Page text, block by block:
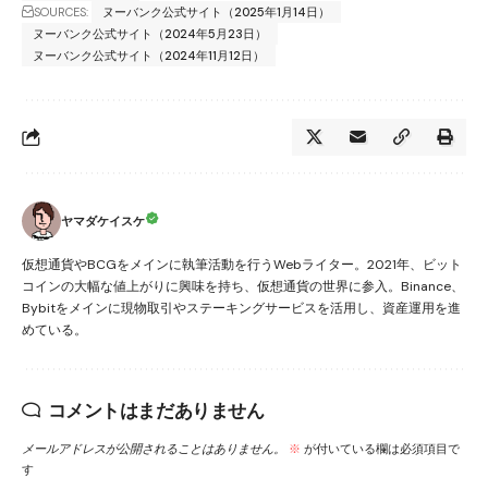
SOURCES:
ヌーバンク公式サイト（2025年1月14日）
ヌーバンク公式サイト（2024年5月23日）
ヌーバンク公式サイト（2024年11月12日）
ヤマダケイスケ
仮想通貨やBCGをメインに執筆活動を行うWebライター。2021年、ビット
コインの大幅な値上がりに興味を持ち、仮想通貨の世界に参入。Binance、
Bybitをメインに現物取引やステーキングサービスを活用し、資産運用を進
めている。
コメントはまだありません
メールアドレスが公開されることはありません。 ※ が付いている欄は必須項目で
す